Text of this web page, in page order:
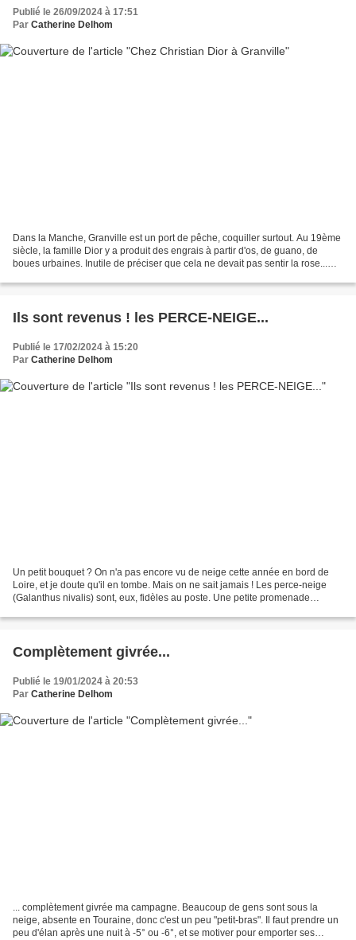
Publié le 26/09/2024 à 17:51
Par Catherine Delhom
Dans la Manche, Granville est un port de pêche, coquiller surtout. Au 19ème
siècle, la famille Dior y a produit des engrais à partir d'os, de guano, de
boues urbaines. Inutile de préciser que cela ne devait pas sentir la rose...
Ils sont revenus ! les PERCE-NEIGE...
Publié le 17/02/2024 à 15:20
Par Catherine Delhom
Un petit bouquet ? On n'a pas encore vu de neige cette année en bord de
Loire, et je doute qu'il en tombe. Mais on ne sait jamais ! Les perce-neige
(Galanthus nivalis) sont, eux, fidèles au poste. Une petite promenade
Complètement givrée...
Publié le 19/01/2024 à 20:53
Par Catherine Delhom
... complètement givrée ma campagne. Beaucoup de gens sont sous la
neige, absente en Touraine, donc c'est un peu "petit-bras". Il faut prendre un
peu d'élan après une nuit à -5° ou -6°, et se motiver pour emporter ses